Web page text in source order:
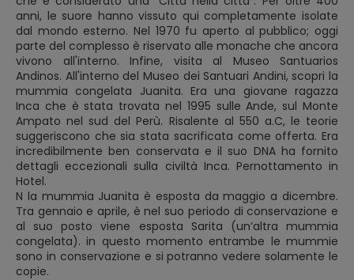
anni, le suore hanno vissuto qui completamente isolate
dal mondo esterno. Nel 1970 fu aperto al pubblico; oggi
parte del complesso è riservato alle monache che ancora
vivono all'interno. Infine, visita al Museo Santuarios
Andinos. All'interno del Museo dei Santuari Andini, scopri la
mummia congelata Juanita. Era una giovane ragazza
Inca che è stata trovata nel 1995 sulle Ande, sul Monte
Ampato nel sud del Perù. Risalente al 550 a.C, le teorie
suggeriscono che sia stata sacrificata come offerta. Era
incredibilmente ben conservata e il suo DNA ha fornito
dettagli eccezionali sulla civiltà Inca. Pernottamento in
Hotel.
N la mummia Juanita è esposta da maggio a dicembre.
Tra gennaio e aprile, è nel suo periodo di conservazione e
al suo posto viene esposta Sarita (un’altra mummia
congelata). in questo momento entrambe le mummie
sono in conservazione e si potranno vedere solamente le
copie.